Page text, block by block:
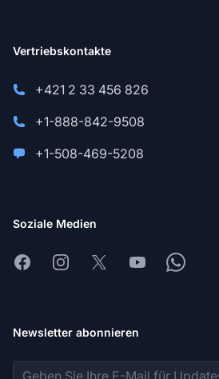
Vertriebskontakte
+421 2 33 456 826
+1-888-842-9508
+1-508-469-5208
Soziale Medien
FacebookInstagram
X YoutubeWhatsapp
Newsletter abonnieren
E-Mail-Adresse